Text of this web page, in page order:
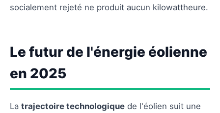
socialement rejeté ne produit aucun kilowattheure.
Le futur de l'énergie éolienne
en 2025
La trajectoire technologique de l'éolien suit une